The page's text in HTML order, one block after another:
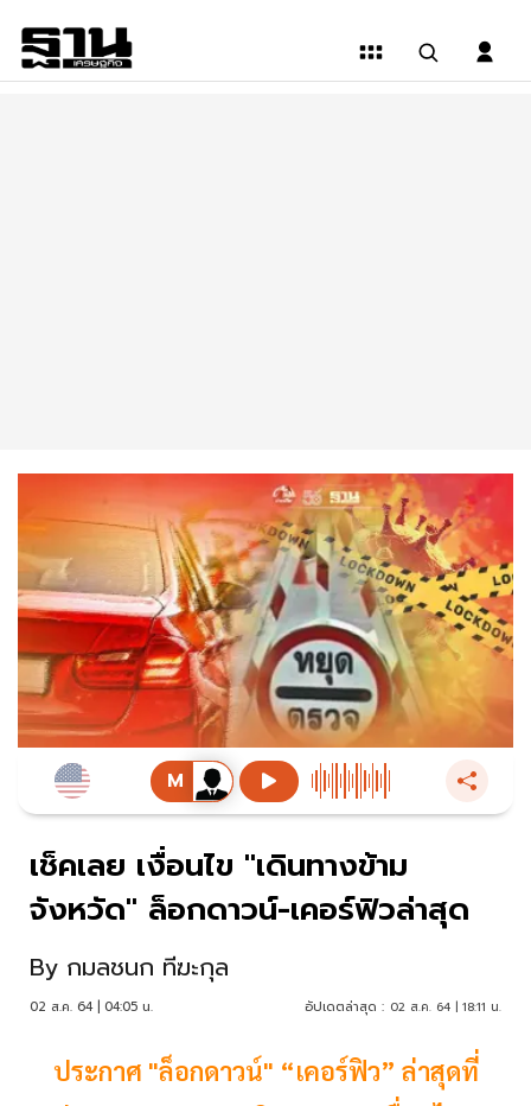
เช็คเลย เงื่อนไข "เดินทางข้าม
จังหวัด" ล็อกดาวน์-เคอร์ฟิวล่าสุด
By กมลชนก ทีฆะกุล
02 ส.ค. 64 | 04:05 น. อัปเดตล่าสุด : 02 ส.ค. 64 | 18:11 น.
ประกาศ "ล็อกดาวน์" “เคอร์ฟิว” ล่าสุดที่